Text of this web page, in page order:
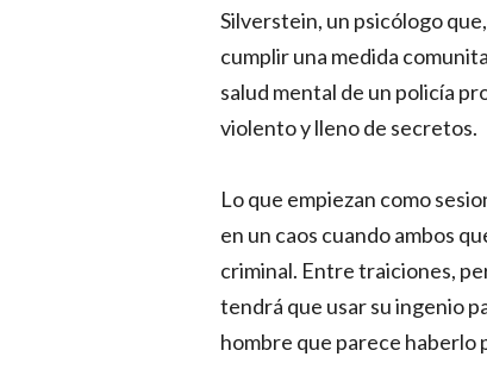
Silverstein, un psicólogo
cumplir una medida
salud mental de un policía
violento y lleno de secretos.
Lo que empiezan como
en un caos cuando ambos
criminal. Entre traiciones,
tendrá que usar su ingenio
hombre que parece haberlo